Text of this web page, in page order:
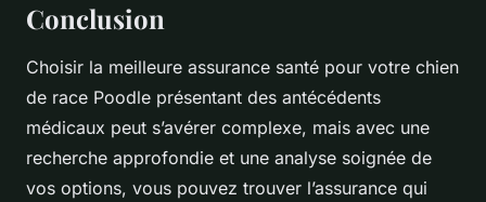
Conclusion
Choisir la meilleure assurance santé pour votre chien
de race Poodle présentant des antécédents
médicaux peut s’avérer complexe, mais avec une
recherche approfondie et une analyse soignée de
vos options, vous pouvez trouver l’assurance qui